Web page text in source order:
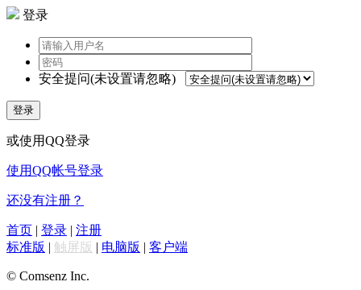
登录
安全提问(未设置请忽略)
登录
或使用QQ登录
使用QQ帐号登录
还没有注册？
首页 | 登录 | 注册
标准版 | 触屏版 | 电脑版 | 客户端
© Comsenz Inc.